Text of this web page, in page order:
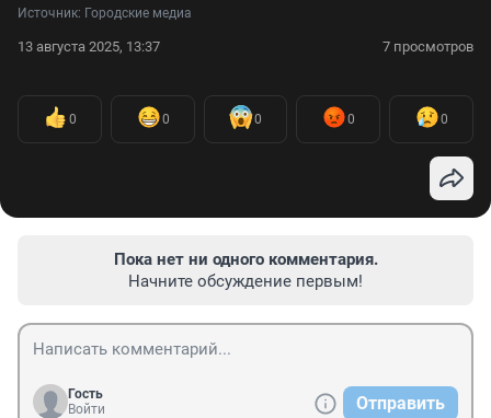
Источник: Городские медиа
13 августа 2025, 13:37 7 просмотров
0 0 0 0 0
Пока нет ни одного комментария.
Начните обсуждение первым!
Гость
Войти
Отправить